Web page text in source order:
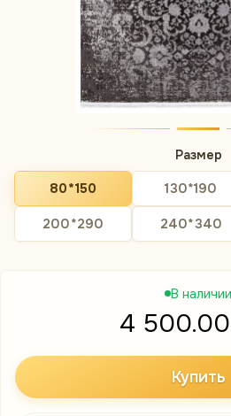
Размер
80*150 130*190
200*290
240*340
В наличии
4 500.00
Купить